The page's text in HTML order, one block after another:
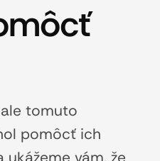
tomuto
pomôcť ich